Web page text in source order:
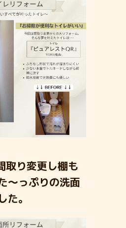
取り変更し棚も
～っぷりの洗面
た。